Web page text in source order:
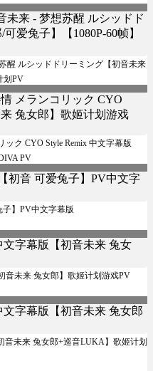
醒 ルシッドドリーミング【初音未来
划PV
ク CYO Style Remix 中文字幕版
PV
子】PV中文字幕版
音未来 兔女郎】歌姬计划游戏PV
音未来 兔女郎+巡音LUKA】歌姬计划